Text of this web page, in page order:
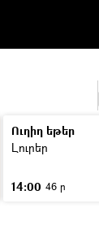
Ուղիղ եթեր
Լուրեր
14:00 46 ր